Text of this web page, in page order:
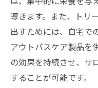
西院の美容院で
アウトバス
西院の美容
イテム
導きます。また、トリ
出すためには、自宅で
アウトバスケア製品を
の効果を持続させ、サ
することが可能です。